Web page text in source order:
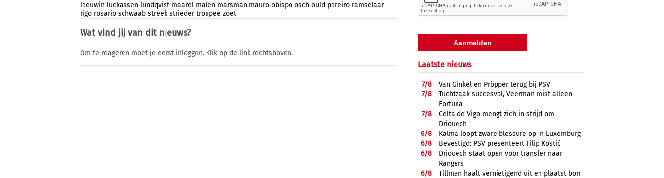
leeuwin luckassen lundqvist maarel malen marsman mauro obispo osch ould pereiro ramselaar
rigo rosario schwaab streek strieder troupee zoet
Wat vind jij van dit nieuws?
Om te reageren moet je eerst inloggen. Klik op de link rechtsboven.
Laatste nieuws
7/8
Van Ginkel en Pröpper terug bij PSV
7/8
Tuchtzaak succesvol, Veerman mist alleen
Fortuna
7/8
Celta de Vigo mengt zich in strijd om
Driouech
6/8
Kalma loopt zware blessure op in Luxemburg
6/8
Bevestigd: PSV presenteert Filip Kostić
6/8
Driouech staat open voor transfer naar
Rangers
6/8
Tillman haalt vernietigend uit en plaatst bom